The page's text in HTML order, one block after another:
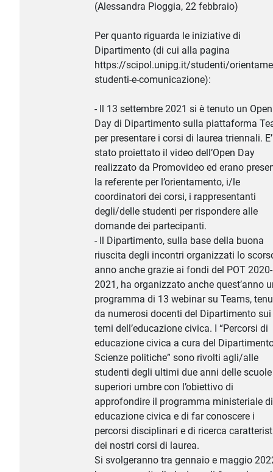
(Alessandra Pioggia, 22 febbraio)
Per quanto riguarda le iniziative di
Dipartimento (di cui alla pagina
https://scipol.unipg.it/studenti/
studenti-e-comunicazione):
- Il 13 settembre 2021 si è tenuto un Open
Day di Dipartimento sulla piattaforma
per presentare i corsi di laurea triennali. E’
stato proiettato il video dell’Open Day
realizzato da Promovideo ed erano
la referente per l’orientamento, i/le
coordinatori dei corsi, i rappresentanti
degli/delle studenti per rispondere alle
domande dei partecipanti.
- Il Dipartimento, sulla base della buona
riuscita degli incontri organizzati lo
anno anche grazie ai fondi del POT 2020-
2021, ha organizzato anche quest’anno
programma di 13 webinar su Teams,
da numerosi docenti del Dipartimento sui
temi dell’educazione civica. I “Percorsi di
educazione civica a cura del
Scienze politiche” sono rivolti agli/alle
studenti degli ultimi due anni delle scuole
superiori umbre con l’obiettivo di
approfondire il programma ministeriale di
educazione civica e di far conoscere i
percorsi disciplinari e di ricerca
dei nostri corsi di laurea.
Si svolgeranno tra gennaio e maggio